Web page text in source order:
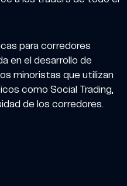
para corredores
en el desarrollo de
minoristas que utilizan
como Social Trading,
de los corredores.